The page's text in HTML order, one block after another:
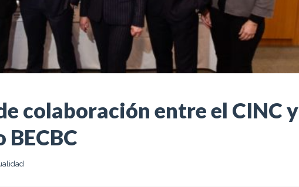
colaboración entre el CINC y